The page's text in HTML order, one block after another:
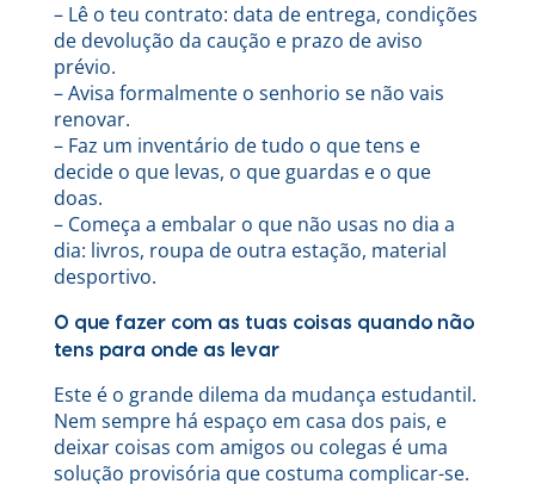
– Lê o teu contrato: data de entrega, condições
de devolução da caução e prazo de aviso
prévio.
– Avisa formalmente o senhorio se não vais
renovar.
– Faz um inventário de tudo o que tens e
decide o que levas, o que guardas e o que
doas.
– Começa a embalar o que não usas no dia a
dia: livros, roupa de outra estação, material
desportivo.
O que fazer com as tuas coisas quando não
tens para onde as levar
Este é o grande dilema da mudança estudantil.
Nem sempre há espaço em casa dos pais, e
deixar coisas com amigos ou colegas é uma
solução provisória que costuma complicar-se.